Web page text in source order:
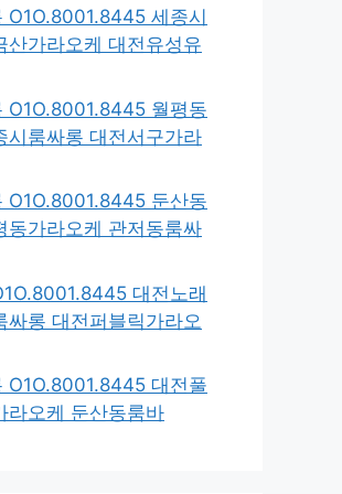
O1O.8001.8445 세종시
산가라오케 대전유성유
O1O.8001.8445 월평동
시룸싸롱 대전서구가라
O1O.8001.8445 둔산동
동가라오케 관저동룸싸
대전노래
싸롱 대전퍼블릭가라오
O1O.8001.8445 대전풀
라오케 둔산동룸바